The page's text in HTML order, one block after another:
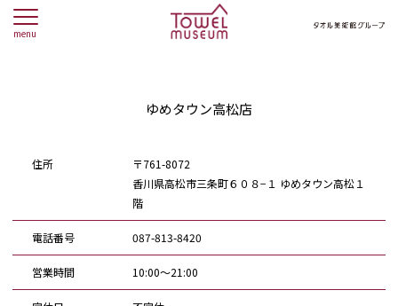
menu
ゆめタウン高松店
住所
〒761-8072
香川県高松市三条町６０８−１ ゆめタウン高松１
階
電話番号 087-813-8420
営業時間 10:00～21:00